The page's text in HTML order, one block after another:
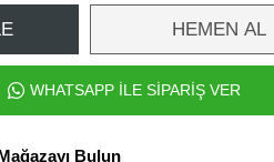
HEMEN AL
WHATSAPP İLE SİPARİŞ VER
Bulun